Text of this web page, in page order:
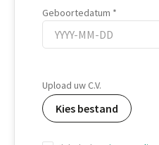
Geboortedatum
Upload uw C.V.
Kies bestand